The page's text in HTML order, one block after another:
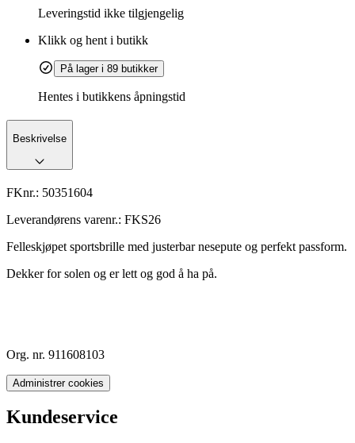
Leveringstid ikke tilgjengelig
Klikk og hent i butikk
På lager i 89 butikker
Hentes i butikkens åpningstid
Beskrivelse
FKnr.: 50351604
Leverandørens varenr.: FKS26
Felleskjøpet sportsbrille med justerbar nesepute og perfekt passform.
Dekker for solen og er lett og god å ha på.
Org. nr. 911608103
Administrer cookies
Kundeservice